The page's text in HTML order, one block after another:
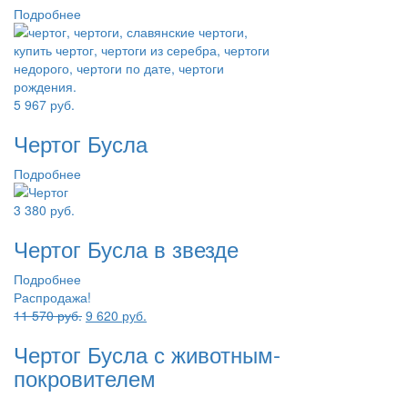
Подробнее
5 967 руб.
Чертог Бусла
Подробнее
3 380 руб.
Чертог Бусла в звезде
Подробнее
Распродажа!
11 570руб. Первоначальная
составляла
11
570 руб..
9 620 руб.
9
620 руб..
Чертог Бусла с животным-
покровителем